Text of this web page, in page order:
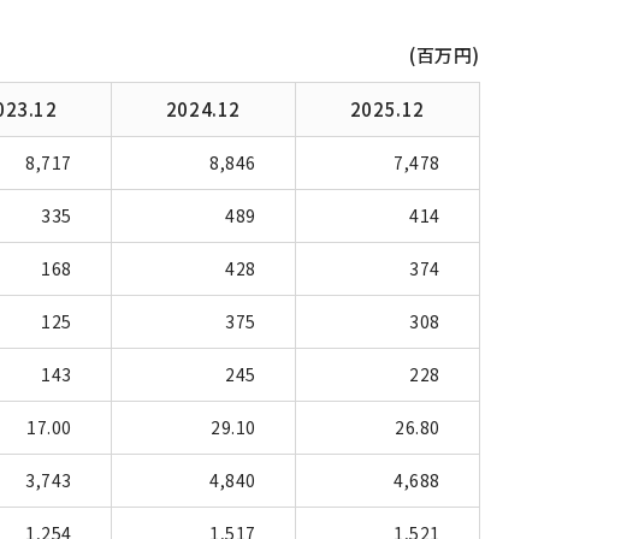
(百万円)
2024.12 2025.12
8,717 8,846 7,478
335 489 414
168 428 374
125 375 308
143 245 228
17.00 29.10 26.80
3,743 4,840 4,688
1,254 1,517 1,521